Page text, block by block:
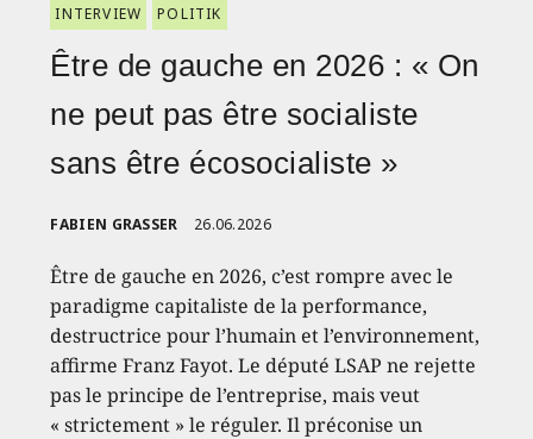
INTERVIEW POLITIK
Être de gauche en 2026 : « On
ne peut pas être socialiste
sans être écosocialiste »
FABIEN GRASSER 26.06.2026
Être de gauche en 2026, c’est rompre avec le
paradigme capitaliste de la performance,
destructrice pour l’humain et l’environnement,
affirme Franz Fayot. Le député LSAP ne rejette
pas le principe de l’entreprise, mais veut
« strictement » le réguler. Il préconise un